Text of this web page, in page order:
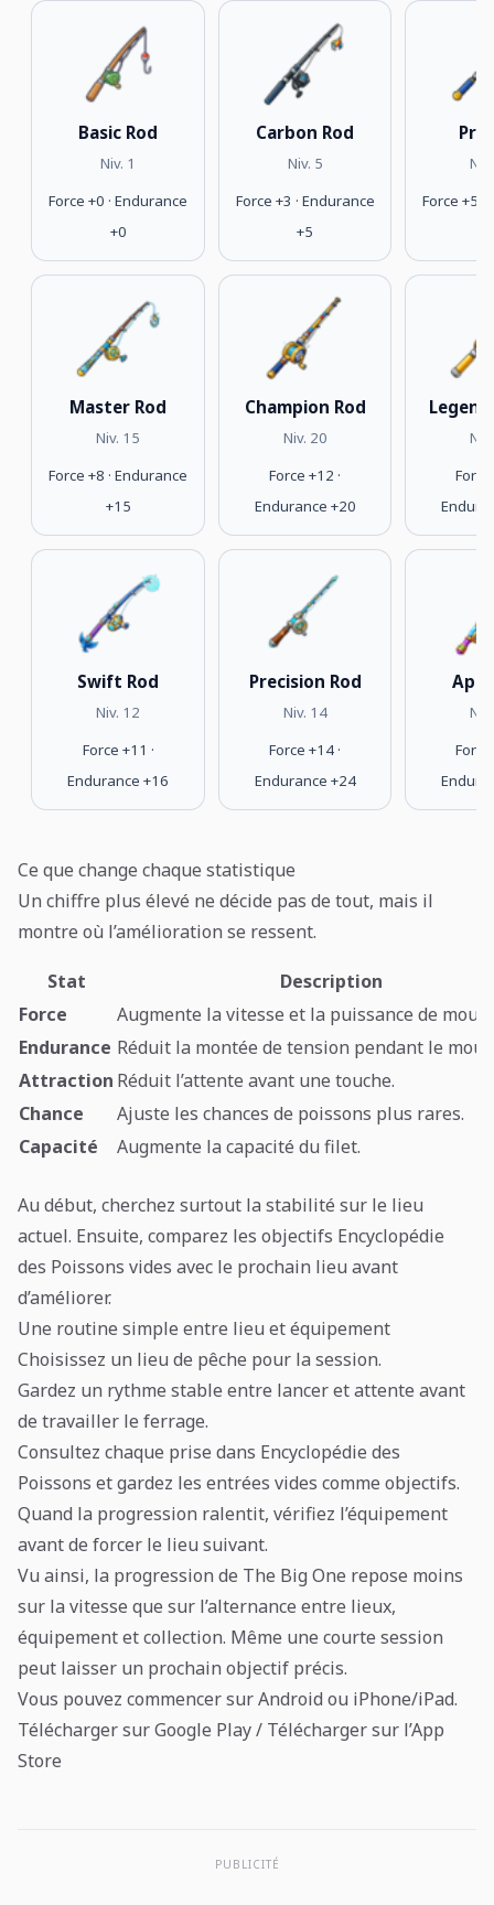
Basic Rod
Niv. 1
Force +0 · Endurance
+0
Carbon Rod
Niv. 5
Force +3 · Endurance
+5
Pro
Force +5 ·
Master Rod
Niv. 15
Force +8 · Endurance
+15
Champion Rod
Niv. 20
Force +12 ·
Endurance +20
Force
Swift Rod
Niv. 12
Force +11 ·
Endurance +16
Precision Rod
Niv. 14
Force +14 ·
Endurance +24
Force
Ce que change chaque statistique
Un chiffre plus élevé ne décide pas de tout, mais il
montre où l’amélioration se ressent.
Stat
Description
Force
Augmente la vitesse et la puissance de
Endurance Réduit la montée de tension pendant le
Attraction Réduit l’attente avant une touche.
Chance
Ajuste les chances de poissons plus rares.
Capacité
Augmente la capacité du filet.
Au début, cherchez surtout la stabilité sur le lieu
actuel. Ensuite, comparez les objectifs Encyclopédie
des Poissons vides avec le prochain lieu avant
d’améliorer.
Une routine simple entre lieu et équipement
Choisissez un lieu de pêche pour la session.
Gardez un rythme stable entre lancer et attente avant
de travailler le ferrage.
Consultez chaque prise dans Encyclopédie des
Poissons et gardez les entrées vides comme objectifs.
Quand la progression ralentit, vérifiez l’équipement
avant de forcer le lieu suivant.
Vu ainsi, la progression de The Big One repose moins
sur la vitesse que sur l’alternance entre lieux,
équipement et collection. Même une courte session
peut laisser un prochain objectif précis.
Vous pouvez commencer sur Android ou iPhone/iPad.
Télécharger sur Google Play/ Télécharger sur l’App
Store
PUBLICITÉ